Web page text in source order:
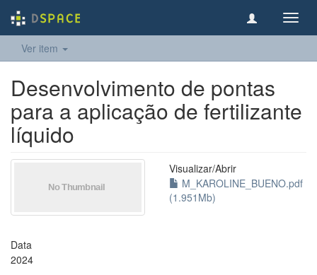
Ver item
Desenvolvimento de pontas
para a aplicação de fertilizante
líquido
Visualizar/Abrir
M_KAROLINE_BUENO.pdf
(1.951Mb)
Data
2024